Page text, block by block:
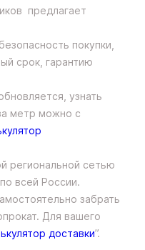
предлагает
покупки,
срок, гарантию
узнать
метр можно с
региональной сетью
всей России.
забрать
Для вашего
доставки”.